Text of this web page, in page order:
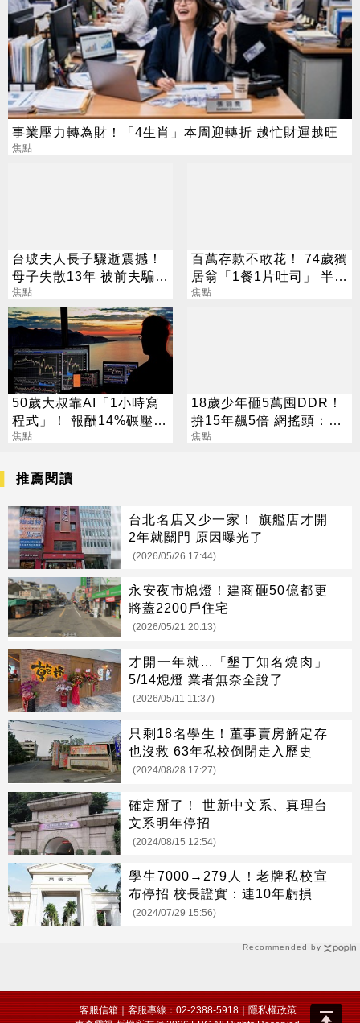
事業壓力轉為財！「4生肖」本周迎轉折 越忙財運越旺
焦點
台玻夫人長子驟逝震撼！
母子失散13年 被前夫騙
「愛兒已夭折」
焦點
百萬存款不敢花！ 74歲獨
居翁「1餐1片吐司」 半年
暴瘦嚇壞女兒
焦點
50歲大叔靠AI「1小時寫
程式」！ 報酬14%碾壓標
普 直接辭職去炒股
焦點
18歲少年砸5萬囤DDR！
拚15年飆5倍 網搖頭：會
報廢
焦點
Recommended by
推薦閱讀
台北名店又少一家！ 旗艦店才開
2年就關門 原因曝光了
(2026/05/26 17:44)
永安夜市熄燈！建商砸50億都更
將蓋2200戶住宅
(2026/05/21 20:13)
才開一年就...「墾丁知名燒肉」
5/14熄燈 業者無奈全說了
(2026/05/11 11:37)
只剩18名學生！董事賣房解定存
也沒救 63年私校倒閉走入歷史
(2024/08/28 17:27)
確定掰了！ 世新中文系、真理台
文系明年停招
(2024/08/15 12:54)
學生7000→279人！老牌私校宣
布停招 校長證實：連10年虧損
(2024/07/29 15:56)
客服信箱｜客服專線：02-2388-5918｜隱私權政策